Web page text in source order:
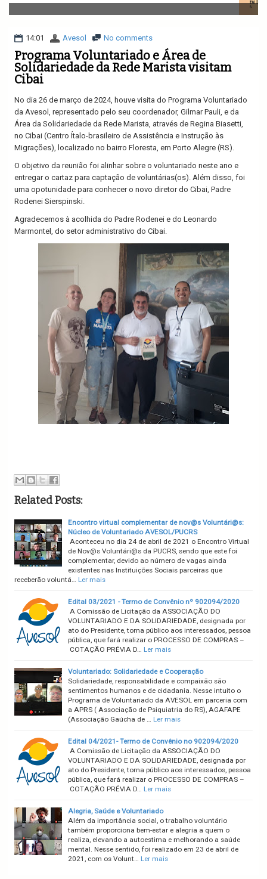
v
i
a
i
o
14:01 Avesol No comments
Programa Voluntariado e Área de
Solidariedade da Rede Marista visitam
Cibai
No dia 26 de março de 2024, houve visita do Programa Voluntariado
da Avesol, representado pelo seu coordenador, Gilmar Pauli, e da
Área da Solidariedade da Rede Marista, através de Regina Biasetti,
no Cibai (Centro Ítalo-brasileiro de Assistência e Instrução às
Migrações), localizado no bairro Floresta, em Porto Alegre (RS).
O objetivo da reunião foi alinhar sobre o voluntariado neste ano e
entregar o cartaz para captação de voluntárias(os). Além disso, foi
uma opotunidade para conhecer o novo diretor do Cibai, Padre
Rodenei Sierspinski.
Agradecemos à acolhida do Padre Rodenei e do Leonardo
Marmontel, do setor administrativo do Cibai.
Related Posts:
Encontro virtual complementar de nov@s Voluntári@s:
Núcleo de Voluntariado AVESOL/PUCRS
Aconteceu no dia 24 de abril de 2021 o Encontro Virtual
de Nov@s Voluntári@s da PUCRS, sendo que este foi
complementar, devido ao número de vagas ainda
existentes nas Instituições Sociais parceiras que
receberão voluntá… Ler mais
Edital 03/2021 - Termo de Convênio nº 902094/2020
A Comissão de Licitação da ASSOCIAÇÃO DO
VOLUNTARIADO E DA SOLIDARIEDADE, designada por
ato do Presidente, torna público aos interessados, pessoa
pública, que fará realizar o PROCESSO DE COMPRAS –
COTAÇÃO PRÉVIA D… Ler mais
Voluntariado: Solidariedade e Cooperação
Solidariedade, responsabilidade e compaixão são
sentimentos humanos e de cidadania. Nesse intuito o
Programa de Voluntariado da AVESOL em parceria com
a APRS ( Associação de Psiquiatria do RS), AGAFAPE
(Associação Gaúcha de … Ler mais
Edital 04/2021- Termo de Convênio no 902094/2020
A Comissão de Licitação da ASSOCIAÇÃO DO
VOLUNTARIADO E DA SOLIDARIEDADE, designada por
ato do Presidente, torna público aos interessados, pessoa
pública, que fará realizar o PROCESSO DE COMPRAS –
COTAÇÃO PRÉVIA D… Ler mais
Alegria, Saúde e Voluntariado
Além da importância social, o trabalho voluntário
também proporciona bem-estar e alegria a quem o
realiza, elevando a autoestima e melhorando a saúde
mental. Nesse sentido, foi realizado em 23 de abril de
2021, com os Volunt… Ler mais